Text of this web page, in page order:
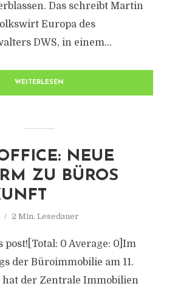
Das schreibt Martin
Europa des
DWS, in einem...
WEITERLESEN
NEUE
ZU BÜROS
2 Min. Lesedauer
post![Total: 0 Average: 0]Im
der Büroimmobilie am 11.
hat der Zentrale Immobilien